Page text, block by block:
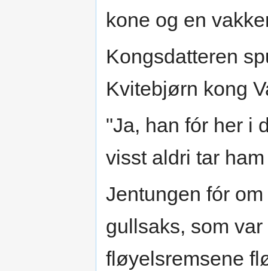
kone og en
Kongsdatteren
Kvitebjørn kong
"Ja, han fór her i
visst aldri tar
Jentungen fór
gullsaks, som
fløyelsremsene